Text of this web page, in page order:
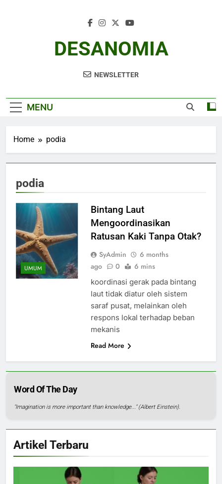
DESANOMIA
NEWSLETTER
MENU
Home podia
podia
UMUM
Bintang Laut
Mengoordinasikan
Ratusan Kaki Tanpa Otak?
SyAdmin
6 months
ago
0 6 mins
koordinasi gerak pada bintang
laut tidak diatur oleh sistem
saraf pusat, melainkan oleh
respons lokal terhadap beban
mekanis
Read More
Word Of The Day
"Imagination is more important than knowledge..." (Albert Einstein).
Artikel Terbaru